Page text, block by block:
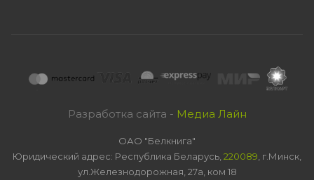
Разработка сайта - Медиа Лайн
ОАО "Белкнига"
Юридический адрес: Республика Беларусь, 220089 , г.Минск,
ул.Железнодорожная, 27а, ком 18